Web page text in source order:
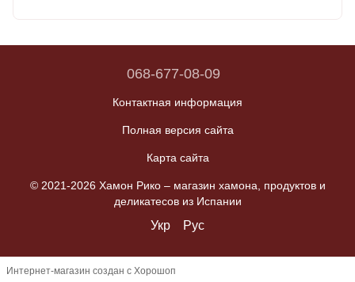
068-677-08-09
Контактная информация
Полная версия сайта
Карта сайта
© 2021-2026 Хамон Рико – магазин хамона, продуктов и
деликатесов из Испании
Укр Рус
Интернет-магазин создан с Хорошоп